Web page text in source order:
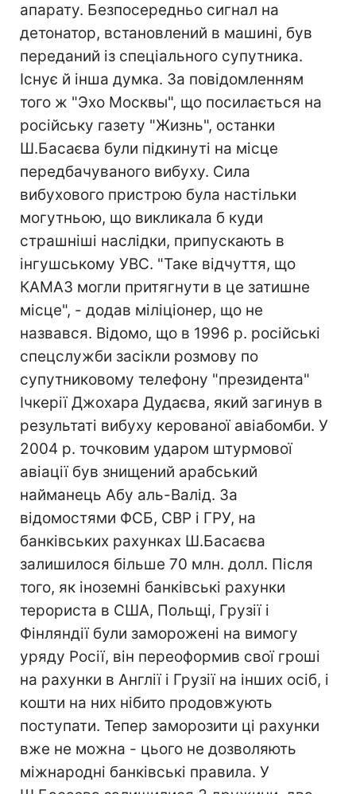
апарату. Безпосередньо сигнал на
детонатор, встановлений в машині, був
переданий із спеціального супутника.
Існує й інша думка. За повідомленням
того ж "Эхо Москвы", що посилається на
російську газету "Жизнь", останки
Ш.Басаєва були підкинуті на місце
передбачуваного вибуху. Сила
вибухового пристрою була настільки
могутньою, що викликала б куди
страшніші наслідки, припускають в
інгушському УВС. "Таке відчуття, що
КАМАЗ могли притягнути в це затишне
місце", - додав міліціонер, що не
назвався. Відомо, що в 1996 р. російські
спецслужби засікли розмову по
супутниковому телефону "президента"
Ічкерії Джохара Дудаєва, який загинув в
результаті вибуху керованої авіабомби. У
2004 р. точковим ударом штурмової
авіації був знищений арабський
найманець Абу аль-Валід. За
відомостями ФСБ, СВР і ГРУ, на
банківських рахунках Ш.Басаєва
залишилося більше 70 млн. долл. Після
того, як іноземні банківські рахунки
терориста в США, Польщі, Грузії і
Фінляндії були заморожені на вимогу
уряду Росії, він переоформив свої гроші
на рахунки в Англії і Грузії на інших осіб, і
кошти на них нібито продовжують
поступати. Тепер заморозити ці рахунки
вже не можна - цього не дозволяють
міжнародні банківські правила. У